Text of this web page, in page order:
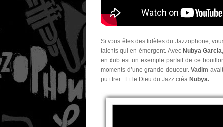
Si vous êtes des fidèles du Jazzophone,
talents qui en émergent. Avec Nubya Garcia
en dub est un exemple parfait de ce
moments d’une grande douceur.Vadim
pu titrer : Et le Dieu du Jazz créa Nubya.